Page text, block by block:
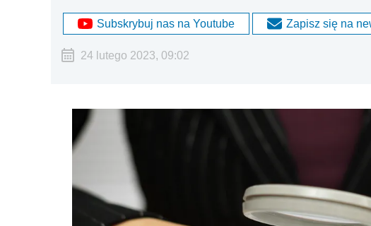
Subskrybuj nas na Youtube Zapisz się na
24 lutego 2023, 09:02